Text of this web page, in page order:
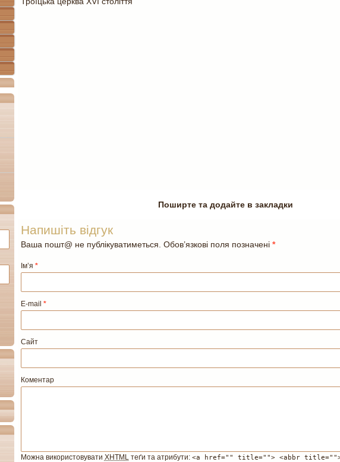
Поширте та додайте в закладки
Напишіть відгук
Ваша пошт@ не публікуватиметься. Обов’язкові поля позначені *
Ім’я *
E-mail *
Сайт
Коментар
Можна використовувати XHTMLтеґи та атрибути: <a href="" title=""> <abbr